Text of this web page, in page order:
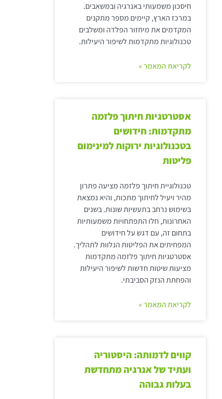
חיסכון משמעותי באנרגיה ובמשאבים.
במרכז הארץ, קיימים מספר מתקנים
המקדמים את מיחזור הפלדה ומשלבים
טכנולוגיות מתקדמות לשיפור היעילות.
לקריאת המאמר »
אסטרטגיות חיתוך פלזמה
מתקדמות: חידושים
בטכנולוגיות ירוקות למינימום
פליטות
טכנולוגיית חיתוך פלזמה מציעה פתרון
מהיר ויעיל לחיתוך מתכות, והיא נמצאת
בשימוש נרחב בתעשיות שונות. בשנים
האחרונות, חלו התפתחויות משמעותיות
בתחום זה, עם דגש על חידושים
המפחיתים את הפליטות הנלוות לתהליך.
אסטרטגיות חיתוך פלזמה מתקדמות
מציעות שיטות חדשות לשיפור היעילות
והפחתת הנזק הסביבתי.
לקריאת המאמר »
קווים לדמותה: היסטוריה
ועתיד של אנרגיה מתחדשת
בעלות גבוהה